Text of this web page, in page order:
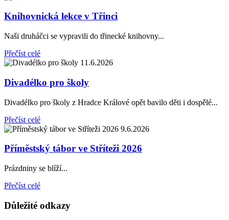
Knihovnická lekce v Třinci
Naši druháčci se vypravili do třinecké knihovny...
Přečíst celé
11.6.2026
Divadélko pro školy
Divadélko pro školy z Hradce Králové opět bavilo děti i dospělé...
Přečíst celé
9.6.2026
Příměstský tábor ve Stříteži 2026
Prázdniny se blíží...
Přečíst celé
Důležité odkazy